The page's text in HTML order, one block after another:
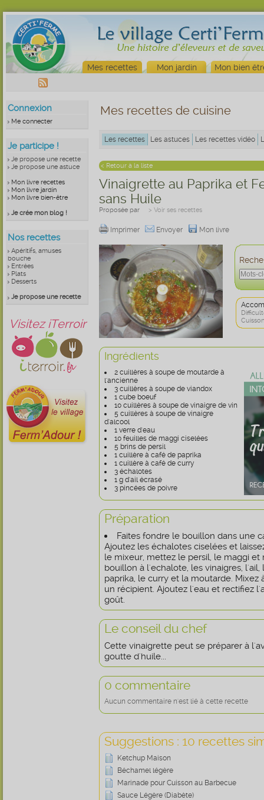
Mes recettes Mon jardin Mon bien
Connexion
Me connecter
Je participe !
Je propose une recette
Je propose une astuce
Mon livre recettes
Mon livre jardin
Mon livre bien-être
Je crée mon blog !
Nos recettes
Apéritifs, amuses
bouche
Entrées
Plats
Desserts
Je propose une recette
Visitez iTerroir
Mes recettes de cuisine
Les recettes Les astuces Les recettes vidéo
< Retour à la liste
Vinaigrette au Paprika et
sans Huile
Proposée par > Voir ses recettes
Imprimer Envoyer Mon livre
Ingrédients
2 cuillères à soupe de moutarde à
l'ancienne
3 cuillères à soupe de viandox
1 cube boeuf
10 cuillères à soupe de vinaigre de vin
5 cuillères à soupe de vinaigre
d'alcool
1 verre d'eau
10 feuilles de maggi ciselées
5 brins de persil
1 cuillère à café de paprika
1 cuillère à café de curry
3 échalotes
1 g d'ail écrasé
3 pincées de poivre
Préparation
Faites fondre le bouillon dans une
Ajoutez les échalotes ciselées et
le mixeur, mettez le persil, le maggi et
bouillon à l'echalote, les vinaigres,
paprika, le curry et la moutarde.
un récipient. Ajoutez l'eau et rectifiez
goût.
Le conseil du chef
Cette vinaigrette peut se préparer à
goutte d'huile...
0 commentaire
Aucun commentaire n'est lié à cette recette
Suggestions : 10 recettes
Ketchup Maison
Béchamel légère
Marinade pour Cuisson au Barbecue
Sauce Légère (Diabète)